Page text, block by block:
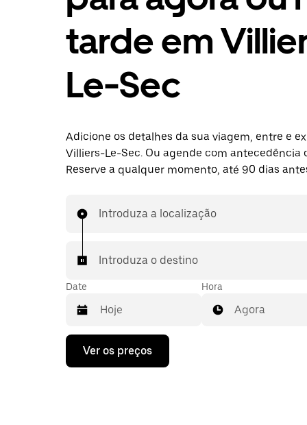
tarde em
Le-Sec
Adicione os detalhes da sua viagem, entre e
Villiers-Le-Sec. Ou agende com antecedência
Reserve a qualquer momento, até 90 dias
Introduza a localização
Introduza o destino
Date
Prima
tecla
Hora
Agora
Ver os preços